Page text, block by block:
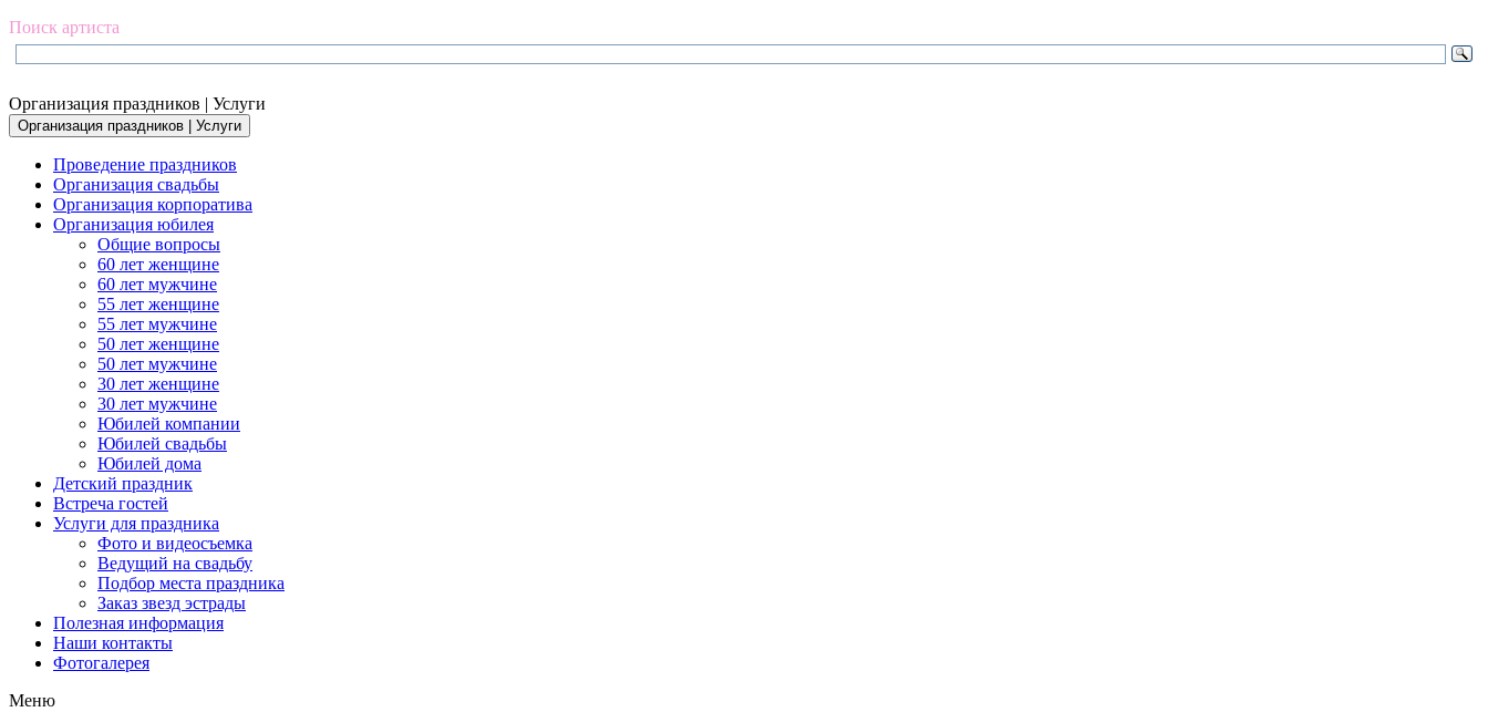
Поиск артиста
Организация праздников | Услуги
Организация праздников | Услуги
Проведение праздников
Организация свадьбы
Организация корпоратива
Организация юбилея
Общие вопросы
60 лет женщине
60 лет мужчине
55 лет женщине
55 лет мужчине
50 лет женщине
50 лет мужчине
30 лет женщине
30 лет мужчине
Юбилей компании
Юбилей свадьбы
Юбилей дома
Детский праздник
Встреча гостей
Услуги для праздника
Фото и видеосъемка
Ведущий на свадьбу
Подбор места праздника
Заказ звезд эстрады
Полезная информация
Наши контакты
Фотогалерея
Меню